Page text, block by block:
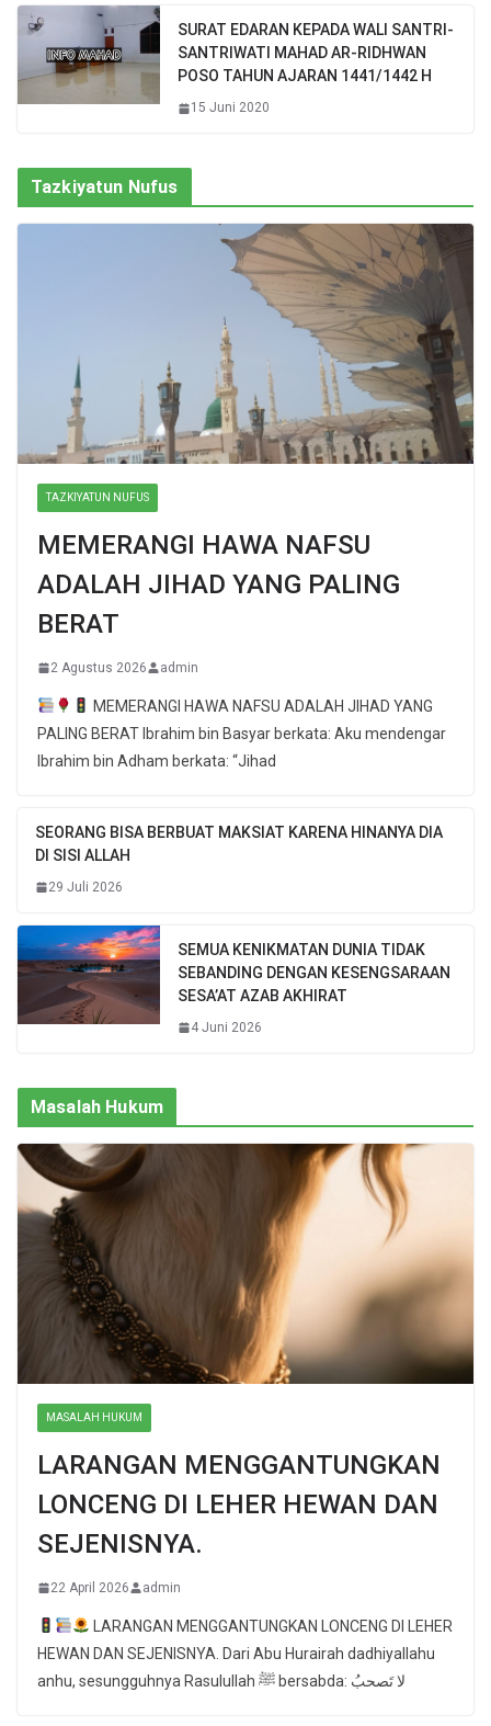
SURAT EDARAN KEPADA WALI SANTRI-
SANTRIWATI MAHAD AR-RIDHWAN
POSO TAHUN AJARAN 1441/1442 H
15 Juni 2020
Tazkiyatun Nufus
TAZKIYATUN NUFUS
MEMERANGI HAWA NAFSU
ADALAH JIHAD YANG PALING
BERAT
2 Agustus 2026 admin
MEMERANGI HAWA NAFSU ADALAH JIHAD YANG
PALING BERAT Ibrahim bin Basyar berkata: Aku mendengar
Ibrahim bin Adham berkata: “Jihad
SEORANG BISA BERBUAT MAKSIAT KARENA HINANYA DIA
DI SISI ALLAH
29 Juli 2026
SEMUA KENIKMATAN DUNIA TIDAK
SEBANDING DENGAN KESENGSARAAN
SESA’AT AZAB AKHIRAT
4 Juni 2026
Masalah Hukum
MASALAH HUKUM
LARANGAN MENGGANTUNGKAN
LONCENG DI LEHER HEWAN DAN
SEJENISNYA.
22 April 2026 admin
LARANGAN MENGGANTUNGKAN LONCENG DI LEHER
HEWAN DAN SEJENISNYA. Dari Abu Hurairah dadhiyallahu
anhu, sesungguhnya Rasulullah ﷺ bersabda: لا تَصحبُ